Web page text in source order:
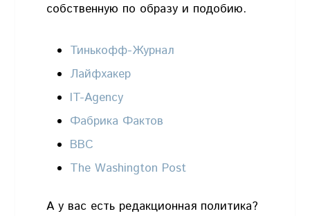
собственную по образу и подобию.
Тинькофф-Журнал
Лайфхакер
IT-Agency
Фабрика Фактов
BBC
The Washington Post
А у вас есть редакционная политика?